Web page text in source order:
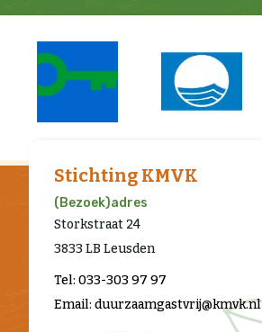
Stichting KMVK
(Bezoek)adres
Storkstraat 24
3833 LB Leusden
Tel: 033-303 97 97
Email: duurzaamgastvrij@kmvk.nl